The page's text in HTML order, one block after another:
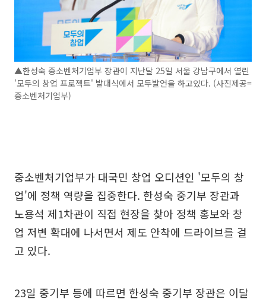
▲한성숙 중소벤처기업부 장관이 지난달 25일 서울 강남구에서 열린
'모두의 창업 프로젝트' 발대식에서 모두발언을 하고있다. (사진제공=
중소벤처기업부)
중소벤처기업부가 대국민 창업 오디션인 '모두의 창
업'에 정책 역량을 집중한다. 한성숙 중기부 장관과
노용석 제1차관이 직접 현장을 찾아 정책 홍보와 창
업 저변 확대에 나서면서 제도 안착에 드라이브를 걸
고 있다.
23일 중기부 등에 따르면 한성숙 중기부 장관은 이달